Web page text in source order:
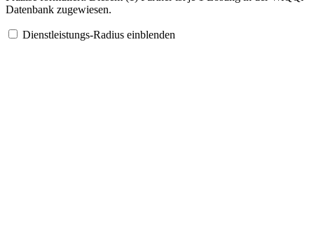
Datenbank zugewiesen.
Dienstleistungs-Radius einblenden